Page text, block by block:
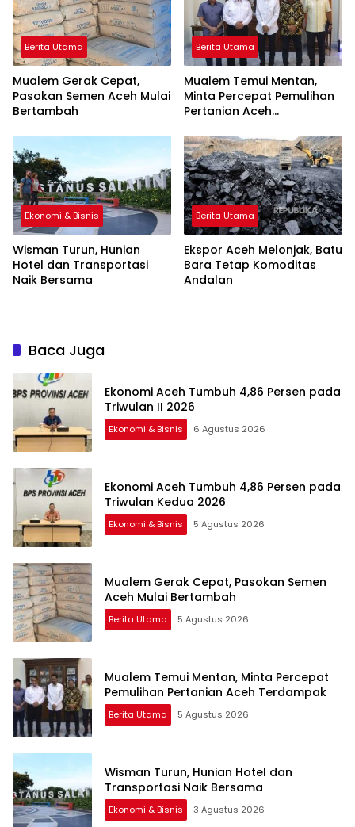
Berita Utama
Mualem Gerak Cepat,
Pasokan Semen Aceh Mulai
Bertambah
Berita Utama
Mualem Temui Mentan,
Minta Percepat Pemulihan
Pertanian Aceh
Ekonomi & Bisnis
Wisman Turun, Hunian
Hotel dan Transportasi
Naik Bersama
Berita Utama
Ekspor Aceh Melonjak, Batu
Bara Tetap Komoditas
Andalan
Baca Juga
Ekonomi Aceh Tumbuh 4,86 Persen pada
Triwulan II 2026
Ekonomi & Bisnis 6 Agustus 2026
Ekonomi Aceh Tumbuh 4,86 Persen pada
Triwulan Kedua 2026
Ekonomi & Bisnis 5 Agustus 2026
Mualem Gerak Cepat, Pasokan Semen
Aceh Mulai Bertambah
Berita Utama 5 Agustus 2026
Mualem Temui Mentan, Minta Percepat
Pemulihan Pertanian Aceh Terdampak
Berita Utama 5 Agustus 2026
Wisman Turun, Hunian Hotel dan
Transportasi Naik Bersama
Ekonomi & Bisnis 3 Agustus 2026